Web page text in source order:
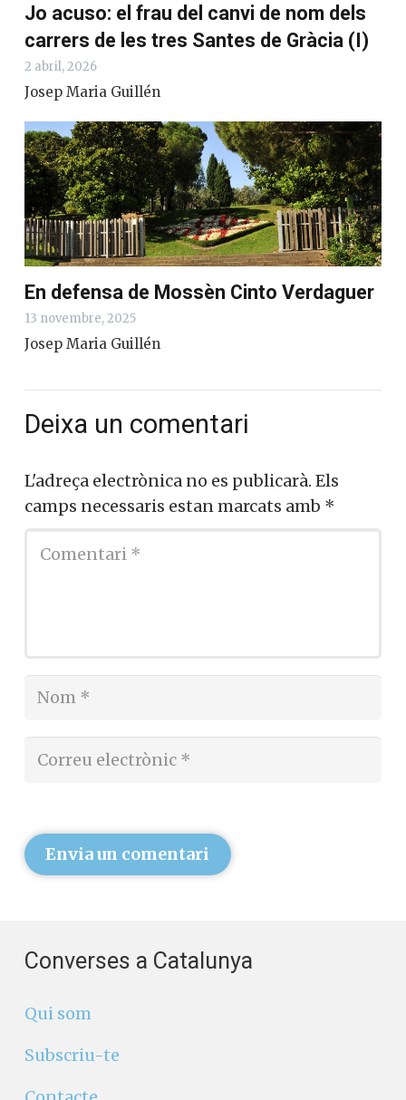
Jo acuso: el frau del canvi de nom dels
carrers de les tres Santes de Gràcia (I)
2 abril, 2026
Josep Maria Guillén
En defensa de Mossèn Cinto Verdaguer
13 novembre, 2025
Josep Maria Guillén
Deixa un comentari
L'adreça electrònica no es publicarà. Els
camps necessaris estan marcats amb *
Envia un comentari
Converses a Catalunya
Qui som
Subscriu-te